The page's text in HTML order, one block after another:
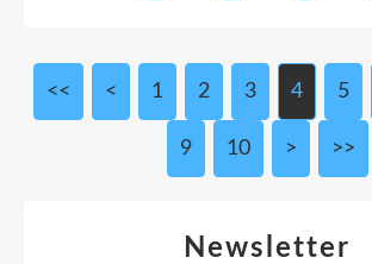
<< < 1 2 3 4 5
9 10 20
> >>
Newsletter